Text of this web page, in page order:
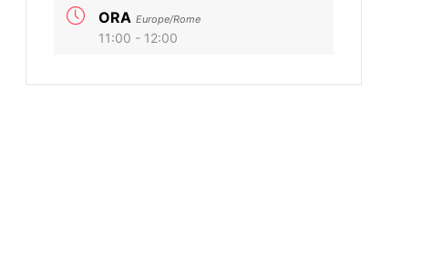
ORA Europe/Rome
11:00 - 12:00